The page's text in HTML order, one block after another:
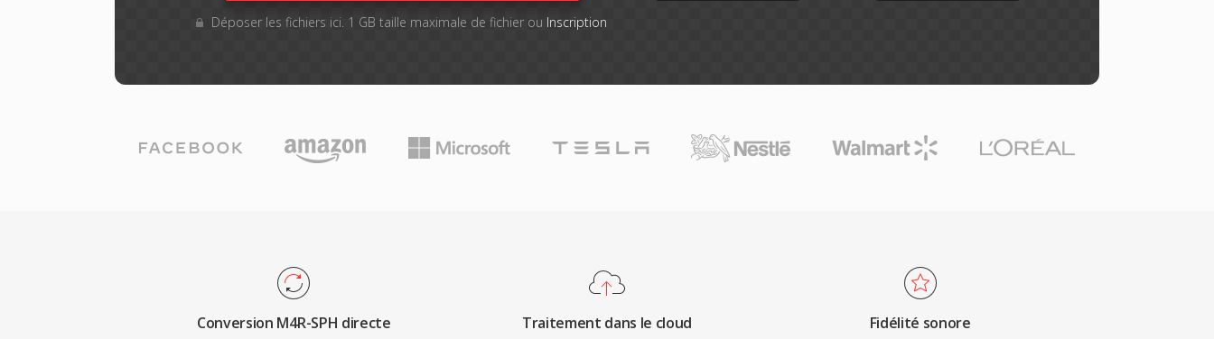
Déposer les fichiers ici. 1 GB taille maximale de fichier ou Inscription
Conversion M4R-SPH directe Traitement dans le cloud Fidélité sonore